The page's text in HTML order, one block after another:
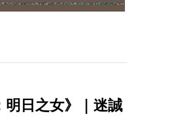
明日之女》｜迷誠